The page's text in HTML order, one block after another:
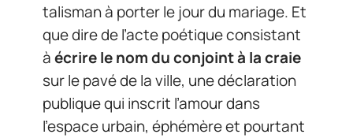
talisman à porter le jour du mariage. Et
que dire de l’acte poétique consistant
àécrire le nom du conjoint à la craie
sur le pavé de la ville, une déclaration
publique qui inscrit l’amour dans
l’espace urbain, éphémère et pourtant